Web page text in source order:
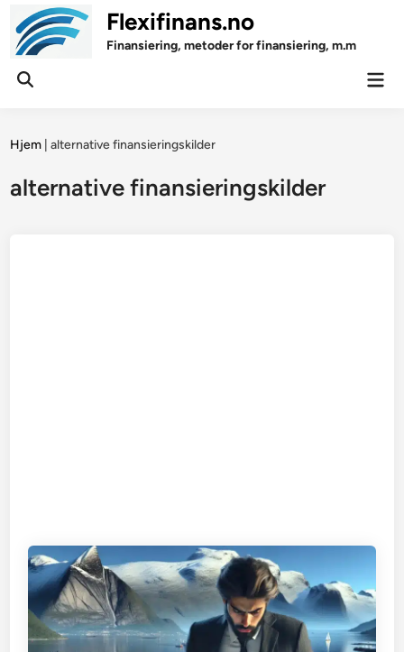
content
Flexifinans.no
Finansiering, metoder for finansiering, m.m
Open
Hjem |alternative finansieringskilder
alternative finansieringskilder